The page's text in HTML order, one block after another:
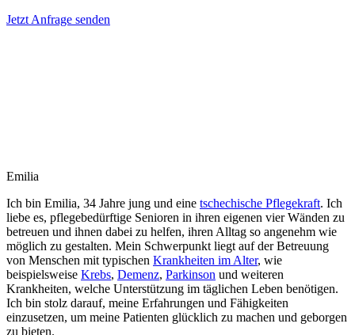
Jetzt Anfrage senden
Emilia
Ich bin Emilia, 34 Jahre jung und eine tschechische Pflegekraft. Ich
liebe es, pflegebedürftige Senioren in ihren eigenen vier Wänden zu
betreuen und ihnen dabei zu helfen, ihren Alltag so angenehm wie
möglich zu gestalten. Mein Schwerpunkt liegt auf der Betreuung
von Menschen mit typischen Krankheiten im Alter, wie
beispielsweise Krebs, Demenz, Parkinson und weiteren
Krankheiten, welche Unterstützung im täglichen Leben benötigen.
Ich bin stolz darauf, meine Erfahrungen und Fähigkeiten
einzusetzen, um meine Patienten glücklich zu machen und geborgen
zu bieten.